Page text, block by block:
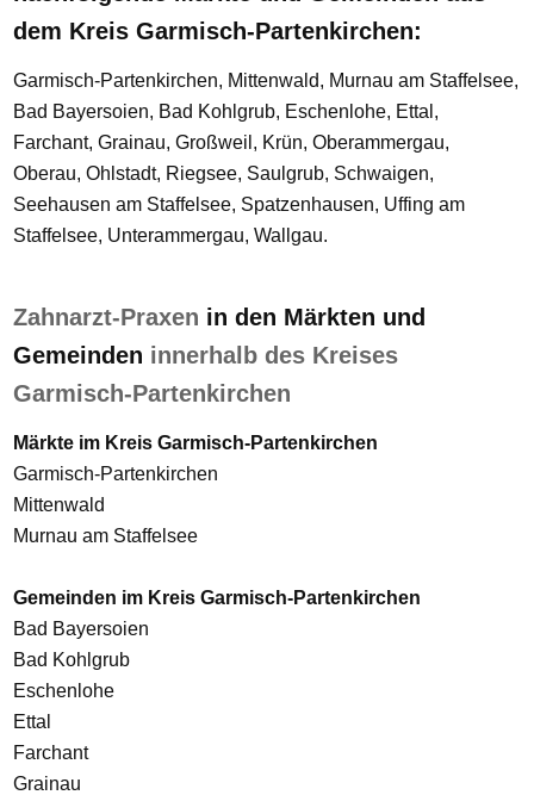
dem Kreis Garmisch-Partenkirchen:
Garmisch-Partenkirchen, Mittenwald, Murnau am Staffelsee,
Bad Bayersoien, Bad Kohlgrub, Eschenlohe, Ettal,
Farchant, Grainau, Großweil, Krün, Oberammergau,
Oberau, Ohlstadt, Riegsee, Saulgrub, Schwaigen,
Seehausen am Staffelsee, Spatzenhausen, Uffing am
Staffelsee, Unterammergau, Wallgau.
Zahnarzt-Praxen in den Märkten und
Gemeinden innerhalb des Kreises
Garmisch-Partenkirchen
Märkte im Kreis Garmisch-Partenkirchen
Garmisch-Partenkirchen
Mittenwald
Murnau am Staffelsee
Gemeinden im Kreis Garmisch-Partenkirchen
Bad Bayersoien
Bad Kohlgrub
Eschenlohe
Ettal
Farchant
Grainau